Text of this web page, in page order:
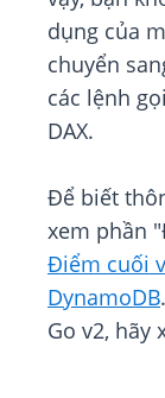
dụng của
chuyển
các lệnh
DAX.
Để biết
xem phần
Điểm cuối
DynamoDB
Go v2, hãy